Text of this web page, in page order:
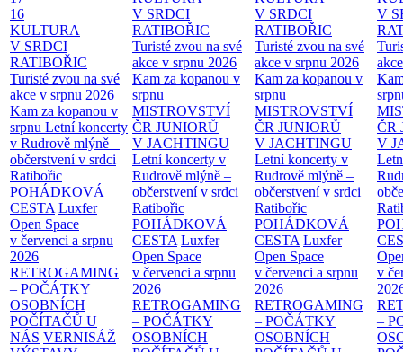
16
KULTURA
V SRDCI
RATIBOŘIC
Turisté zvou na své
akce v srpnu 2026
Kam za kopanou v
srpnu Letní koncerty
v Rudrově mlýně –
občerstvení v srdci
Ratibořic
POHÁDKOVÁ
CESTA Luxfer
Open Space
v červenci a srpnu
2026
RETROGAMING
– POČÁTKY
OSOBNÍCH
POČÍTAČŮ U
NÁS VERNISÁŽ
V SRDCI
RATIBOŘIC
Turisté zvou na své
akce v srpnu 2026
Kam za kopanou v
srpnu
MISTROVSTVÍ
ČR JUNIORŮ
V JACHTINGU
Letní koncerty v
Rudrově mlýně –
občerstvení v srdci
Ratibořic
POHÁDKOVÁ
CESTA Luxfer
Open Space
v červenci a srpnu
2026
RETROGAMING
– POČÁTKY
OSOBNÍCH
V SRDCI
RATIBOŘIC
Turisté zvou na své
akce v srpnu 2026
Kam za kopanou v
srpnu
MISTROVSTVÍ
ČR JUNIORŮ
V JACHTINGU
Letní koncerty v
Rudrově mlýně –
občerstvení v srdci
Ratibořic
POHÁDKOVÁ
CESTA Luxfer
Open Space
v červenci a srpnu
2026
RETROGAMING
– POČÁTKY
OSOBNÍCH
V
ČR
V
v
–